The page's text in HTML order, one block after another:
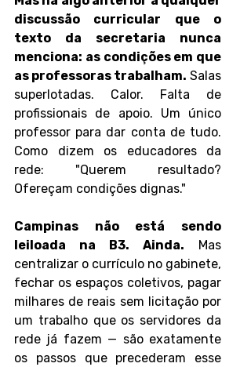
discussão curricular que o
texto da secretaria nunca
menciona: as condições em que
as professoras trabalham. Salas
superlotadas. Calor. Falta de
profissionais de apoio. Um único
professor para dar conta de tudo.
Como dizem os educadores da
rede: "Querem resultado?
Ofereçam condições dignas."
Campinas não está sendo
leiloada na B3. Ainda. Mas
centralizar o currículo no gabinete,
fechar os espaços coletivos, pagar
milhares de reais sem licitação por
um trabalho que os servidores da
rede já fazem — são exatamente
os passos que precederam esse